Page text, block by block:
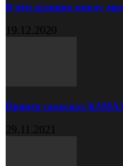
В чём разница между
19.12.2020
Прицеп самосвал
29.11.2021